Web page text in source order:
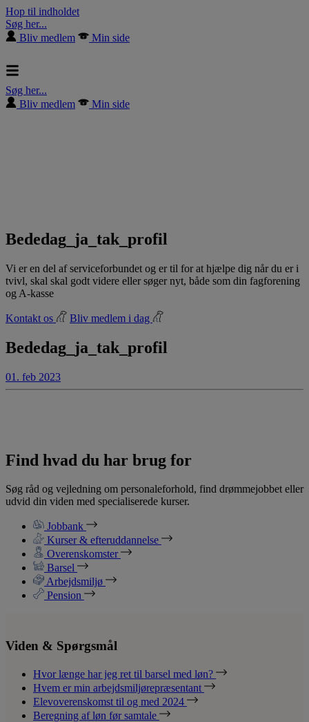
Hop til indholdet
Søg her...
Bliv medlem
Min side
Søg her...
Bliv medlem
Min side
Bededag_ja_tak_profil
Vi er en del af serviceforbundet og er til for at hjælpe dig når du er i
tvivl, skal skal godt videre eller søger nyt, både som din fagforening
og A-kasse
Kontakt os Bliv medlem i dag
Bededag_ja_tak_profil
01. feb 2023
Find hvad du har brug for
Søg råd og vejledning om personaleforhold, find drømmejobbet eller
udvid din viden med specialiserede kurser.
Jobbank
Kurser & efteruddannelse
Overenskomster
Barsel
Arbejdsmiljø
Pension
Viden & Spørgsmål
Hvor længe har jeg ret til barsel med løn?
Hvem er min arbejdsmiljørepræsentant
Elevoverenskomst til og med 2024
Beregning af løn før samtale